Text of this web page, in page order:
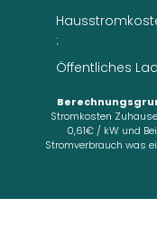
:
Öffentliches
Stromkosten
0,61€ / kW und
Stromverbrauch was